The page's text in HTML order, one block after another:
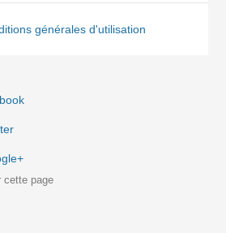
générales d'utilisation
cette page